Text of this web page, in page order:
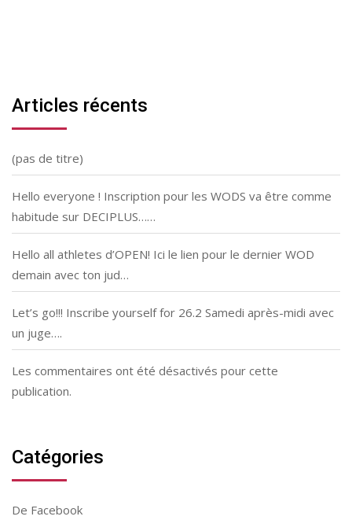
Articles récents
(pas de titre)
Hello everyone ! Inscription pour les WODS va être comme
habitude sur DECIPLUS……
Hello all athletes d’OPEN! Ici le lien pour le dernier WOD
demain avec ton jud…
Let’s go!!! Inscribe yourself for 26.2 Samedi après-midi avec
un juge….
Les commentaires ont été désactivés pour cette
publication.
Catégories
De Facebook